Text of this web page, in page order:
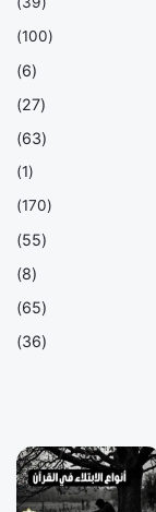
(100)
(6)
(27)
(63)
(1)
(170)
(55)
(8)
(65)
(36)